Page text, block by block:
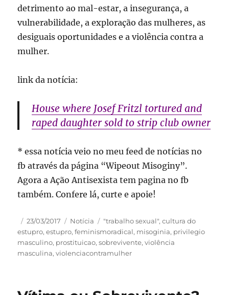
detrimento ao mal-estar, a insegurança, a
vulnerabilidade, a exploração das mulheres, as
desiguais oportunidades e a violência contra a
mulher.
link da notícia:
House where Josef Fritzl tortured and
raped daughter sold to strip club owner
* essa notícia veio no meu feed de notícias no
fb através da página “Wipeout Misoginy”.
Agora a Ação Antisexista tem pagina no fb
também. Confere lá, curte e apoie!
Autor
Publicado
em
23/03/2017 Categorias
Notícia Tags
"trabalho sexual",cultura do
estupro,estupro,feminismoradical, misoginia, privilegio
masculino, prostituicao,sobrevivente,violência
masculina,violenciacontramulher